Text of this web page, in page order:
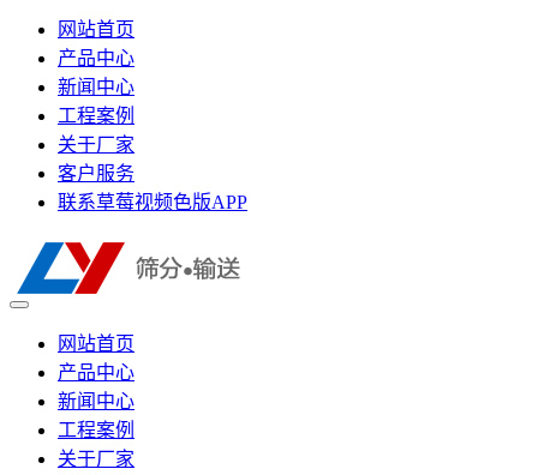
网站首页
产品中心
新闻中心
工程案例
关于厂家
客户服务
联系草莓视频色版APP
网站首页
产品中心
新闻中心
工程案例
关于厂家